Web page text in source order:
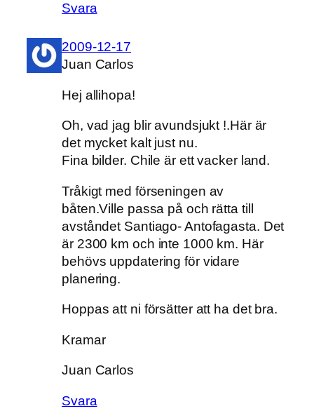
Svara
2009-12-17
Juan Carlos
Hej allihopa!
Oh, vad jag blir avundsjukt !.Här är
det mycket kalt just nu.
Fina bilder. Chile är ett vacker land.
Tråkigt med förseningen av
båten.Ville passa på och rätta till
avståndet Santiago- Antofagasta. Det
är 2300 km och inte 1000 km. Här
behövs uppdatering för vidare
planering.
Hoppas att ni försätter att ha det bra.
Kramar
Juan Carlos
Svara